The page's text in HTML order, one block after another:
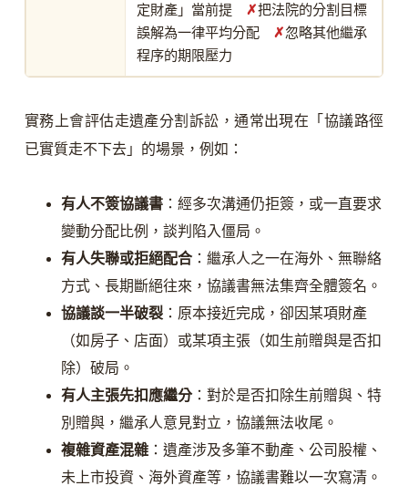
定財產」當前提 ✗把法院的分割目標
誤解為一律平均分配 ✗忽略其他繼承
程序的期限壓力
實務上會評估走遺產分割訴訟，通常出現在「協議路徑
已實質走不下去」的場景，例如：
有人不簽協議書：經多次溝通仍拒簽，或一直要求
變動分配比例，談判陷入僵局。
有人失聯或拒絕配合：繼承人之一在海外、無聯絡
方式、長期斷絕往來，協議書無法集齊全體簽名。
協議談一半破裂：原本接近完成，卻因某項財產
（如房子、店面）或某項主張（如生前贈與是否扣
除）破局。
有人主張先扣應繼分：對於是否扣除生前贈與、特
別贈與，繼承人意見對立，協議無法收尾。
複雜資產混雜：遺產涉及多筆不動產、公司股權、
未上市投資、海外資產等，協議書難以一次寫清。